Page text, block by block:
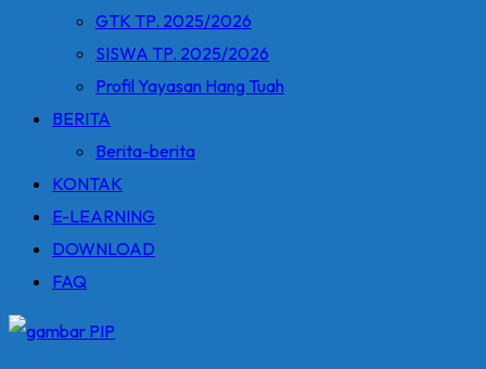
GTK TP. 2025/2026
SISWA TP. 2025/2026
Profil Yayasan Hang Tuah
BERITA
Berita-berita
KONTAK
E-LEARNING
DOWNLOAD
FAQ